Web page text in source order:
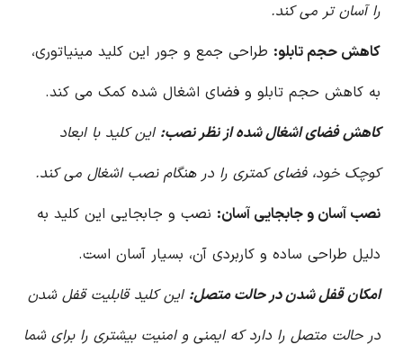
را آسان تر می کند.
کاهش حجم تابلو: طراحی جمع و جور این کلید مینیاتوری،
به کاهش حجم تابلو و فضای اشغال شده کمک می کند.
کاهش فضای اشغال شده از نظر نصب: این کلید با ابعاد
کوچک خود، فضای کمتری را در هنگام نصب اشغال می کند.
نصب آسان و جابجایی آسان: نصب و جابجایی این کلید به
دلیل طراحی ساده و کاربردی آن، بسیار آسان است.
امکان قفل شدن در حالت متصل: این کلید قابلیت قفل شدن
در حالت متصل را دارد که ایمنی و امنیت بیشتری را برای شما